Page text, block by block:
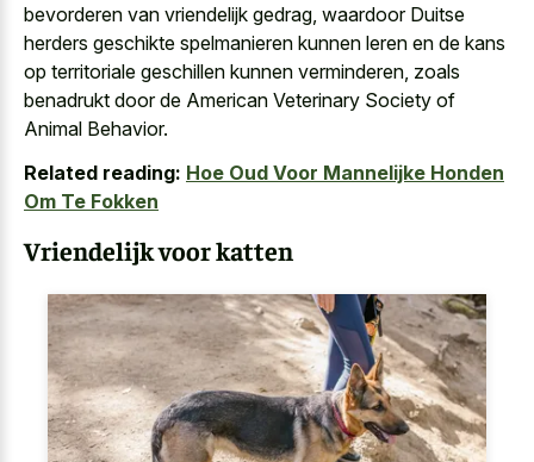
bevorderen van vriendelijk gedrag, waardoor Duitse
herders geschikte spelmanieren kunnen leren en de kans
op territoriale geschillen kunnen verminderen, zoals
benadrukt door de American Veterinary Society of
Animal Behavior.
Related reading: Hoe Oud Voor Mannelijke Honden
Om Te Fokken
Vriendelijk voor katten